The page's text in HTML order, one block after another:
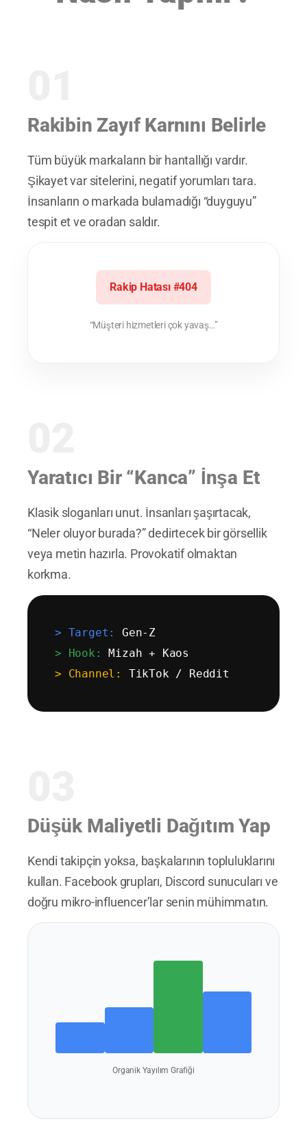
Rakibin Zayıf Karnını Belirle
Tüm büyük markaların bir hantallığı vardır.
Şikayet var sitelerini, negatif yorumları tara.
İnsanların o markada bulamadığı “duyguyu”
tespit et ve oradan saldır.
Rakip Hatası #404
“Müşteri hizmetleri çok yavaş…”
> Target:
Gen-Z
> Hook:
Mizah + Kaos
> Channel:
TikTok / Reddit
Yaratıcı Bir “Kanca” İnşa Et
Klasik sloganları unut. İnsanları şaşırtacak,
“Neler oluyor burada?” dedirtecek bir görsellik
veya metin hazırla. Provokatif olmaktan
korkma.
Düşük Maliyetli Dağıtım Yap
Kendi takipçin yoksa, başkalarının topluluklarını
kullan. Facebook grupları, Discord sunucuları ve
doğru mikro-influencer’lar senin mühimmatın.
Organik Yayılım Grafiği